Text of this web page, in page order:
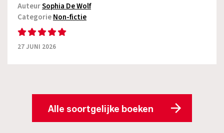
AuteurSophia De Wolf
CategorieNon-fictie
27 JUNI 2026
Alle soortgelijke boeken